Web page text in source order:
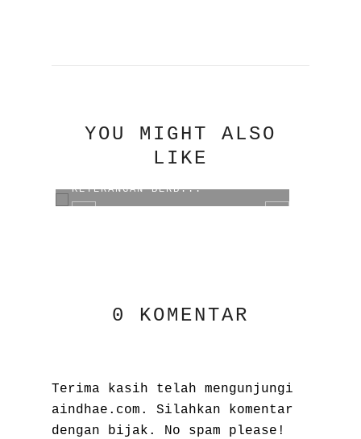
YOU MIGHT ALSO
LIKE
KETERANGAN BERB...
0 KOMENTAR
Terima kasih telah mengunjungi
aindhae.com. Silahkan komentar
dengan bijak. No spam please!